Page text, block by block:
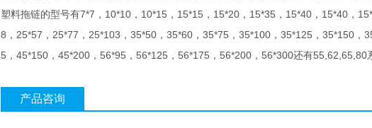
塑料拖链的型号有7*7 ， 10*10 ， 10*15 ， 15*15 ， 15*20 ， 15*35 ， 15*40 ， 15*40 ，
8 ， 25*57 ， 25*77 ， 25*103 ， 35*50 ， 35*60 ， 35*75 ， 35*100 ， 35*125 ， 35*150 ，
5 ， 45*150 ， 45*200 ， 56*95 ， 56*125 ， 56*175 ， 56*200 ， 56*300还有55,62,65,80
产品咨询